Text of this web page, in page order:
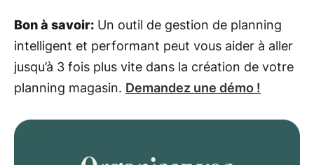
Bon à savoir: Un outil de gestion de planning
intelligent et performant peut vous aider à aller
jusqu’à 3 fois plus vite dans la création de votre
planning magasin. Demandez une démo !